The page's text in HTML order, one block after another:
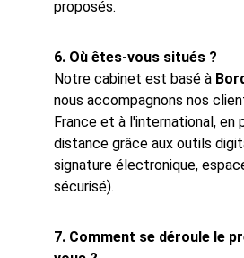
proposés.
6. Où êtes-vous situés ?
Notre cabinet est basé à
nous accompagnons nos
France et à l'international, en
distance grâce aux outils
signature électronique,
sécurisé).
7. Comment se déroule le